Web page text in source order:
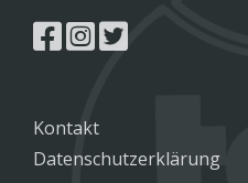
Kontakt
Datenschutzerklärung